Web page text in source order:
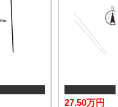
27.50万円